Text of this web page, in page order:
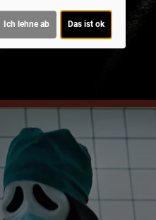
Ich lehne ab Das ist ok